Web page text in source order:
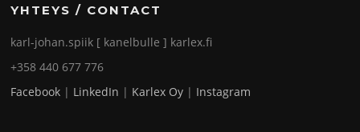
YHTEYS / CONTACT
karl-johan.spiik [ kanelbulle ] karlex.fi
+358 440 677 776
Facebook | LinkedIn | Karlex Oy | Instagram